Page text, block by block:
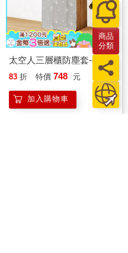
太空人三層櫃防塵套-4入
83 折 特價 748 元
加入購物車
商品
分類